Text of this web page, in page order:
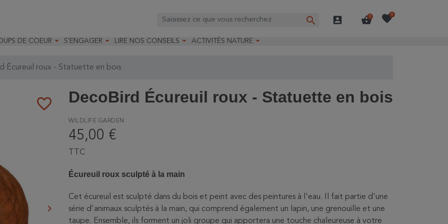
search account_box shopping_basket
0 favorite0
DE COEUR  S'ENGAGER 
Faire un legs
LIRE NOS CONSEILS 
Installer un abreuvoir
ACTIVITÉS NATURE 
Écureuil roux - Statuette en bois
favorite_border
Suivant
keyboard_arrow_right
DecoBird Écureuil roux - Statuette en bois
WILDLIFE GARDEN
45,00 €
TTC
Écureuil roux sculpté à la main
Cet écureuil est sculpté dans du bois et peint avec des peintures à l'eau. Il fait partie d'une
série d'animaux sculptés à la main, qui comprend également un lapin, une grenouille et une
taupe. Ensemble, ils forment un joli groupe qui apportera une touche chaleureuse à votre